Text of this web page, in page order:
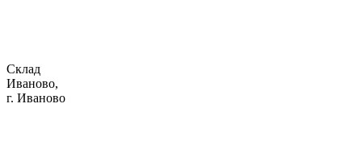
Склад
Иваново,
г. Иваново